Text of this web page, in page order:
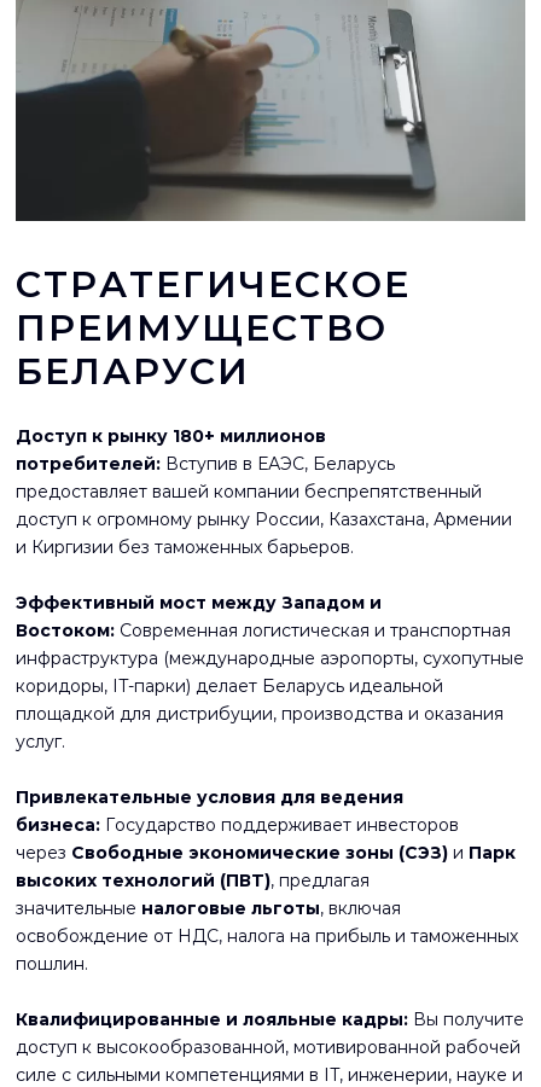
СТРАТЕГИЧЕСКОЕ
ПРЕИМУЩЕСТВО
БЕЛАРУСИ
Доступ к рынку 180+ миллионов
потребителей: Вступив в ЕАЭС, Беларусь
предоставляет вашей компании беспрепятственный
доступ к огромному рынку России, Казахстана, Армении
и Киргизии без таможенных барьеров.
Эффективный мост между Западом и
Востоком: Современная логистическая и транспортная
инфраструктура (международные аэропорты, сухопутные
коридоры, IT-парки) делает Беларусь идеальной
площадкой для дистрибуции, производства и оказания
услуг.
Привлекательные условия для ведения
бизнеса: Государство поддерживает инвесторов
через Свободные экономические зоны (СЭЗ) и Парк
высоких технологий (ПВТ), предлагая
значительные налоговые льготы, включая
освобождение от НДС, налога на прибыль и таможенных
пошлин.
Квалифицированные и лояльные кадры: Вы получите
доступ к высокообразованной, мотивированной рабочей
силе с сильными компетенциями в IT, инженерии, науке и